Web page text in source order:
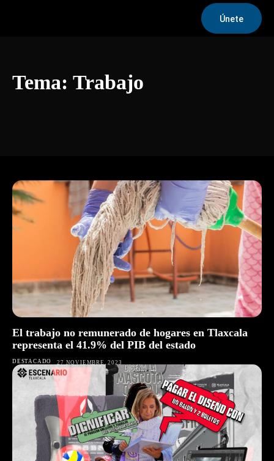
Únete
Tema: Trabajo
El trabajo no remunerado de hogares en Tlaxcala
representa el 41.9% del PIB del estado
DESTACADO 27 NOVIEMBRE, 2023